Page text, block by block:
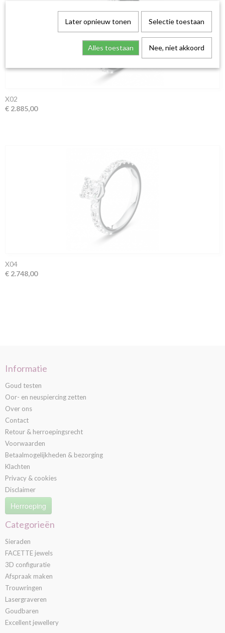
X02
€ 2.885,00
X04
€ 2.748,00
Informatie
Goud testen
Oor- en neuspiercing zetten
Over ons
Contact
Retour & herroepingsrecht
Voorwaarden
Betaalmogelijkheden & bezorging
Klachten
Privacy & cookies
Disclaimer
Herroeping
Categorieën
Sieraden
FACETTE jewels
3D configuratie
Afspraak maken
Trouwringen
Lasergraveren
Goudbaren
Excellent jewellery
Later opnieuw tonen Selectie toestaan
Alles toestaan Nee, niet akkoord